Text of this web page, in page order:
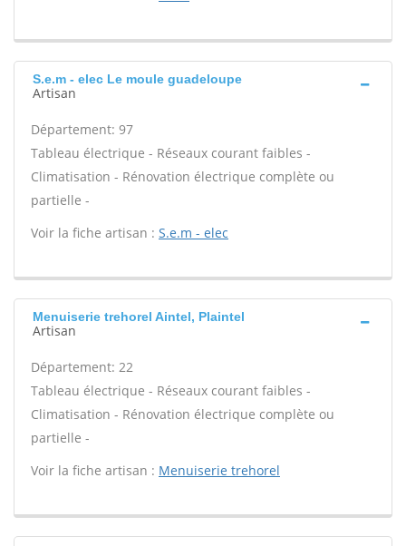
S.e.m - elec Le moule guadeloupe
Artisan
Département: 97
Tableau électrique - Réseaux courant faibles -
Climatisation - Rénovation électrique complète ou
partielle -
Voir la fiche artisan : S.e.m - elec
Menuiserie trehorel Aintel, Plaintel
Artisan
Département: 22
Tableau électrique - Réseaux courant faibles -
Climatisation - Rénovation électrique complète ou
partielle -
Voir la fiche artisan : Menuiserie trehorel